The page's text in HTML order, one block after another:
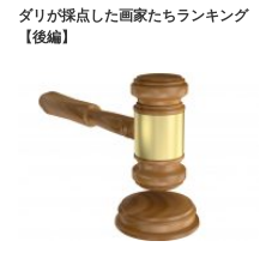
ダリが採点した画家たちランキング
【後編】